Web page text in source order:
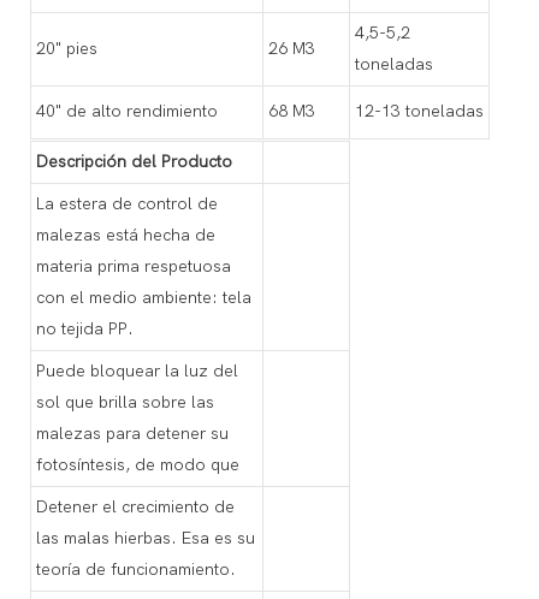
20" pies 26 M3
4,5-5,2
toneladas
40" de alto rendimiento 68 M3 12-13 toneladas
Descripción del Producto
La estera de control de
malezas está hecha de
materia prima respetuosa
con el medio ambiente: tela
no tejida PP.
Puede bloquear la luz del
sol que brilla sobre las
malezas para detener su
fotosíntesis, de modo que
Detener el crecimiento de
las malas hierbas. Esa es su
teoría de funcionamiento.